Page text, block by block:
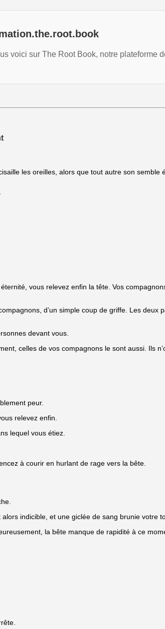
voici sur The Root Book, notre plateforme
les oreilles, alors que tout autre son
vous relevez enfin la tête. Vos
d’un simple coup de griffe. Les
devant vous.
celles de vos compagnons le sont aussi. Ils
peur.
relevez enfin.
lequel vous étiez.
à courir en hurlant de rage vers la bête.
indicible, et une giclée de sang brunie votre
la bête manque de rapidité à ce